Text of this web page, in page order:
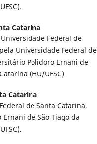
Catarina
Federal de
Universidade Federal de
Polidoro Ernani de
(HU/UFSC).
Catarina
de Santa Catarina.
de São Tiago da